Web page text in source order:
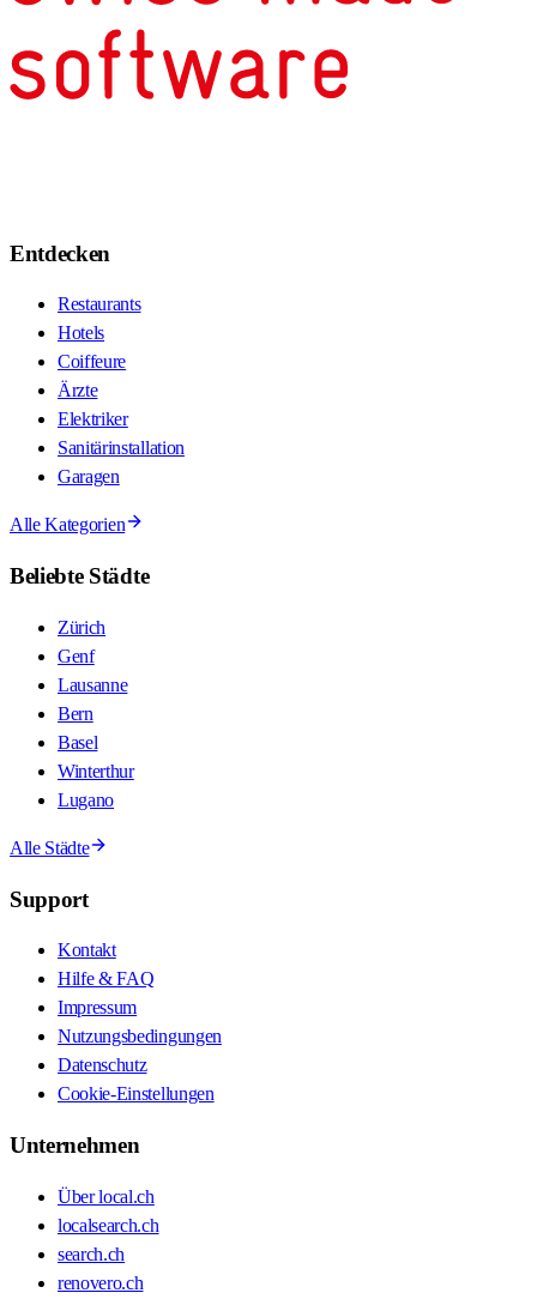
Entdecken
Restaurants
Hotels
Coiffeure
Ärzte
Elektriker
Sanitärinstallation
Garagen
Alle Kategorien
Beliebte Städte
Zürich
Genf
Lausanne
Bern
Basel
Winterthur
Lugano
Alle Städte
Support
Kontakt
Hilfe & FAQ
Impressum
Nutzungsbedingungen
Datenschutz
Cookie-Einstellungen
Unternehmen
Über local.ch
localsearch.ch
search.ch
renovero.ch